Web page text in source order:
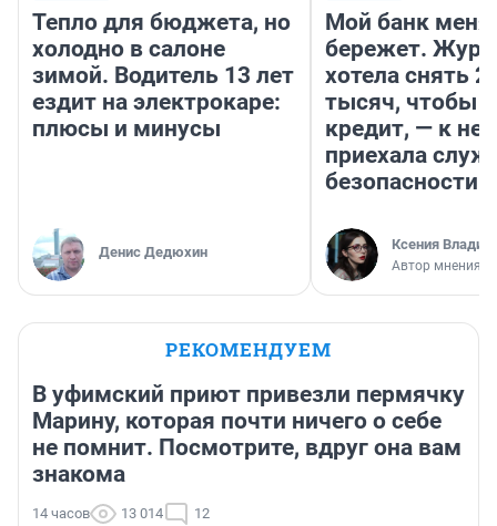
Тепло для бюджета, но
холодно в салоне
зимой. Водитель 13 лет
ездит на электрокаре:
плюсы и минусы
Денис Дедюхин
Мой банк меня
бережет.
хотела снять
тысяч, чтобы
кредит, — к
приехала
безопасности
Ксения
Автор мнения
РЕКОМЕНДУЕМ
В уфимский приют привезли пермячку
Марину, которая почти ничего о себе
не помнит. Посмотрите, вдруг она вам
знакома
14 часов 13 014 12